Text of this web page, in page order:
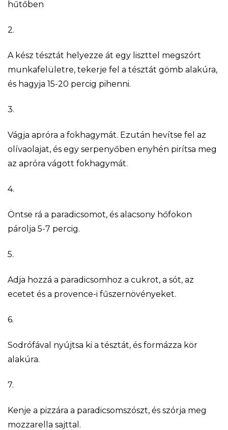
hűtőben
2.
A kész tésztát helyezze át egy liszttel megszórt
munkafelületre, tekerje fel a tésztát gömb alakúra,
és hagyja 15-20 percig pihenni.
3.
Vágja apróra a fokhagymát. Ezután hevítse fel az
olívaolajat, és egy serpenyőben enyhén pirítsa meg
az apróra vágott fokhagymát.
4.
Öntse rá a paradicsomot, és alacsony hőfokon
párolja 5-7 percig.
5.
Adja hozzá a paradicsomhoz a cukrot, a sót, az
ecetet és a provence-i fűszernövényeket.
6.
Sodrófával nyújtsa ki a tésztát, és formázza kör
alakúra.
7.
Kenje a pizzára a paradicsomszószt, és szórja meg
mozzarella sajttal.